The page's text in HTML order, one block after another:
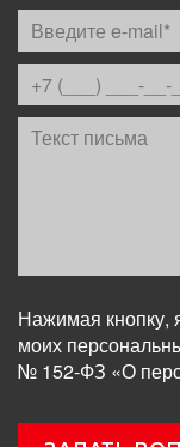
Нажимая кнопку,
моих
№ 152-ФЗ «О